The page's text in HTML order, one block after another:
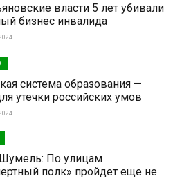
власти 5 лет убивали
бизнес инвалида
система образования —
утечки российских умов
По улицам
полк» пройдет еще не